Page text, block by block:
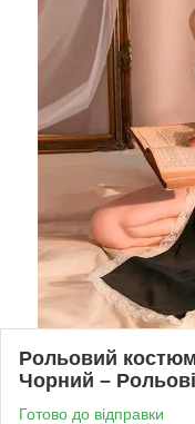
Рольовий
Чорний –
Готово до відправки